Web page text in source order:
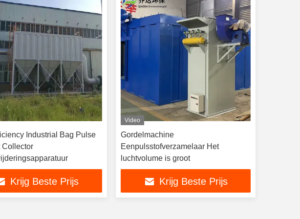
Industrial Bag Pulse
Collector
Krijg Beste Prijs
Video
Gordelmachine
Eenpulsstofverzamelaar Het
luchtvolume is groot
Krijg Beste Prijs